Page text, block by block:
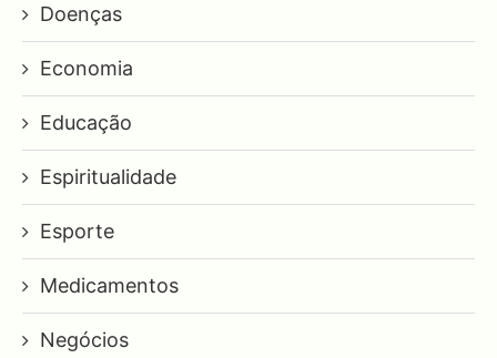
Doenças
Economia
Educação
Espiritualidade
Esporte
Medicamentos
Negócios